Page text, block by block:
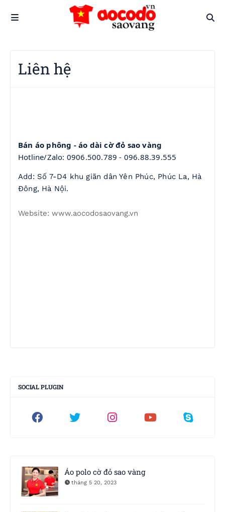
Liên hệ
Bán áo phông - áo dài cờ đỏ sao vàng
Hotline/Zalo: 0906.500.789 - 096.88.39.555
Add: Số 7-D4 khu giãn dân Yên Phúc, Phúc La, Hà
Đông, Hà Nội.
Website: www.aocodosaovang.vn
SOCIAL PLUGIN
Áo polo cờ đỏ sao vàng
tháng 5 20, 2023